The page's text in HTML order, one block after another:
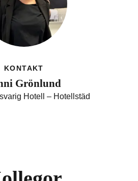
KONTAKT
Grönlund
Hotell – Hotellstäd